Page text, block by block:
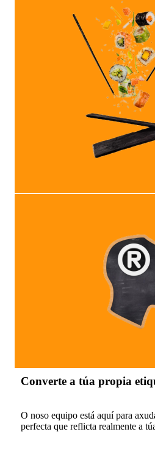
Converte a túa propia
O noso equipo está aquí para
perfecta que reflicta realmente a